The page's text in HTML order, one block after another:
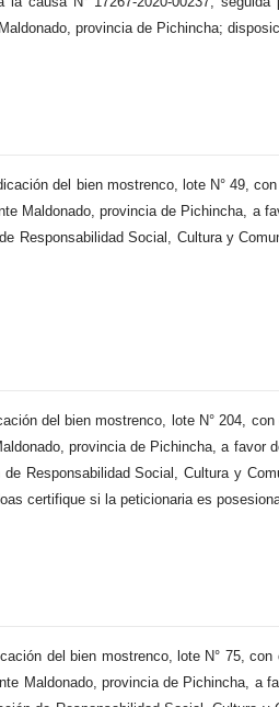
provincia de Pichincha;
del bien mostrenco, lote N° 49,
Maldonado, provincia de Pichincha, a
Responsabilidad Social, Cultura y
del bien mostrenco, lote N° 204,
provincia de Pichincha, a favor
Responsabilidad Social, Cultura y
certifique si la peticionaria es
del bien mostrenco, lote N° 75,
Maldonado, provincia de Pichincha, a